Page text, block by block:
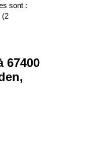
sont :
(2
67400